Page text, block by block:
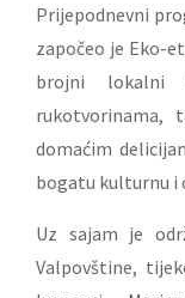
Prijepodnevni
započeo je Eko-
brojni lokalni
rukotvorinama,
domaćim
bogatu kulturnu i
Uz sajam je
Valpovštine,